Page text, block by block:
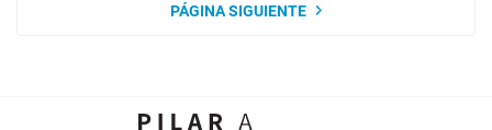
PÁGINA SIGUIENTE